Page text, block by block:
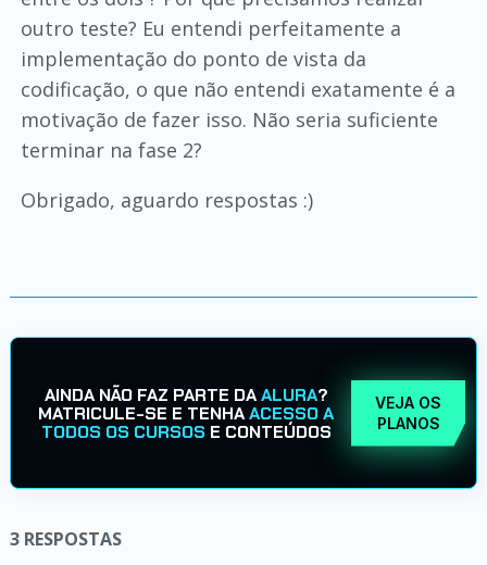
outro teste? Eu entendi perfeitamente a
implementação do ponto de vista da
codificação, o que não entendi exatamente é a
motivação de fazer isso. Não seria suficiente
terminar na fase 2?
Obrigado, aguardo respostas :)
AINDA NÃO FAZ PARTE DAALURA?
MATRICULE-SE E TENHAACESSO A
TODOS OS CURSOS E CONTEÚDOS
VEJA OS
PLANOS
3 RESPOSTAS